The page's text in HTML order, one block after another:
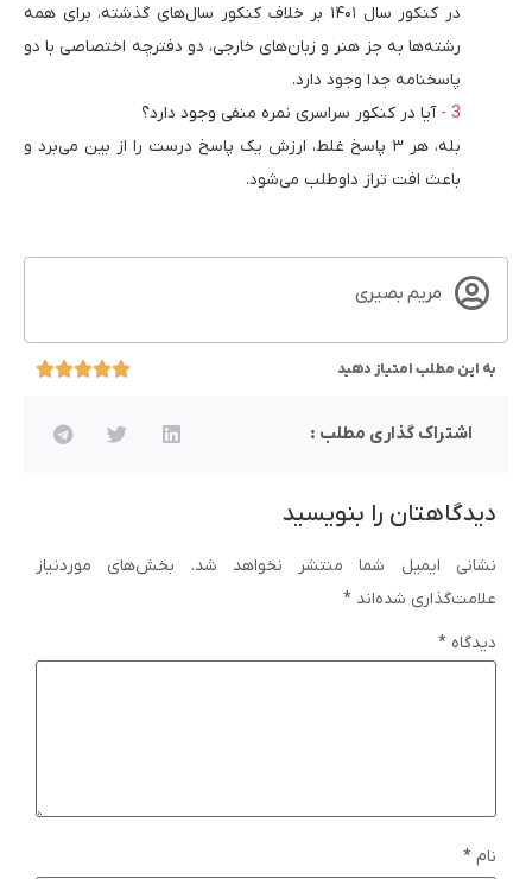
در کنکور سال ۱۴۰۱ بر خلاف کنکور سال‌های گذشته، برای همه
رشته‌ها به جز هنر و زبان‌های خارجی، دو دفترچه اختصاصی با دو
پاسخنامه جدا وجود دارد.
آیا در کنکور سراسری نمره منفی وجود دارد؟
بله، هر ۳ پاسخ غلط، ارزش یک پاسخ درست را از بین می‌برد و
باعث افت تراز داوطلب می‌شود.
مریم بصیری
به این مطلب امتیاز دهید
اشتراک گذاری مطلب :
دیدگاهتان را بنویسید
نشانی ایمیل شما منتشر نخواهد شد.
بخش‌های موردنیاز
علامت‌گذاری شده‌اند *
دیدگاه *
نام *